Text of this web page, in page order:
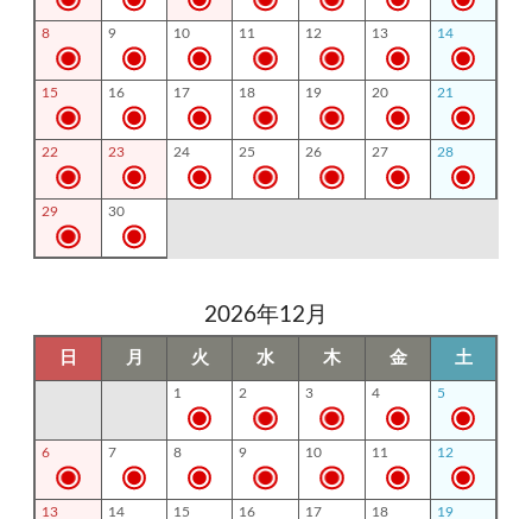
8 9 10 11 12 13 14
15 16 17 18 19 20 21
22 23 24 25 26 27 28
29 30
2026年12月
日 月 火 水 木 金 土
1 2 3 4 5
6 7 8 9 10 11 12
13 14 15 16 17 18 19